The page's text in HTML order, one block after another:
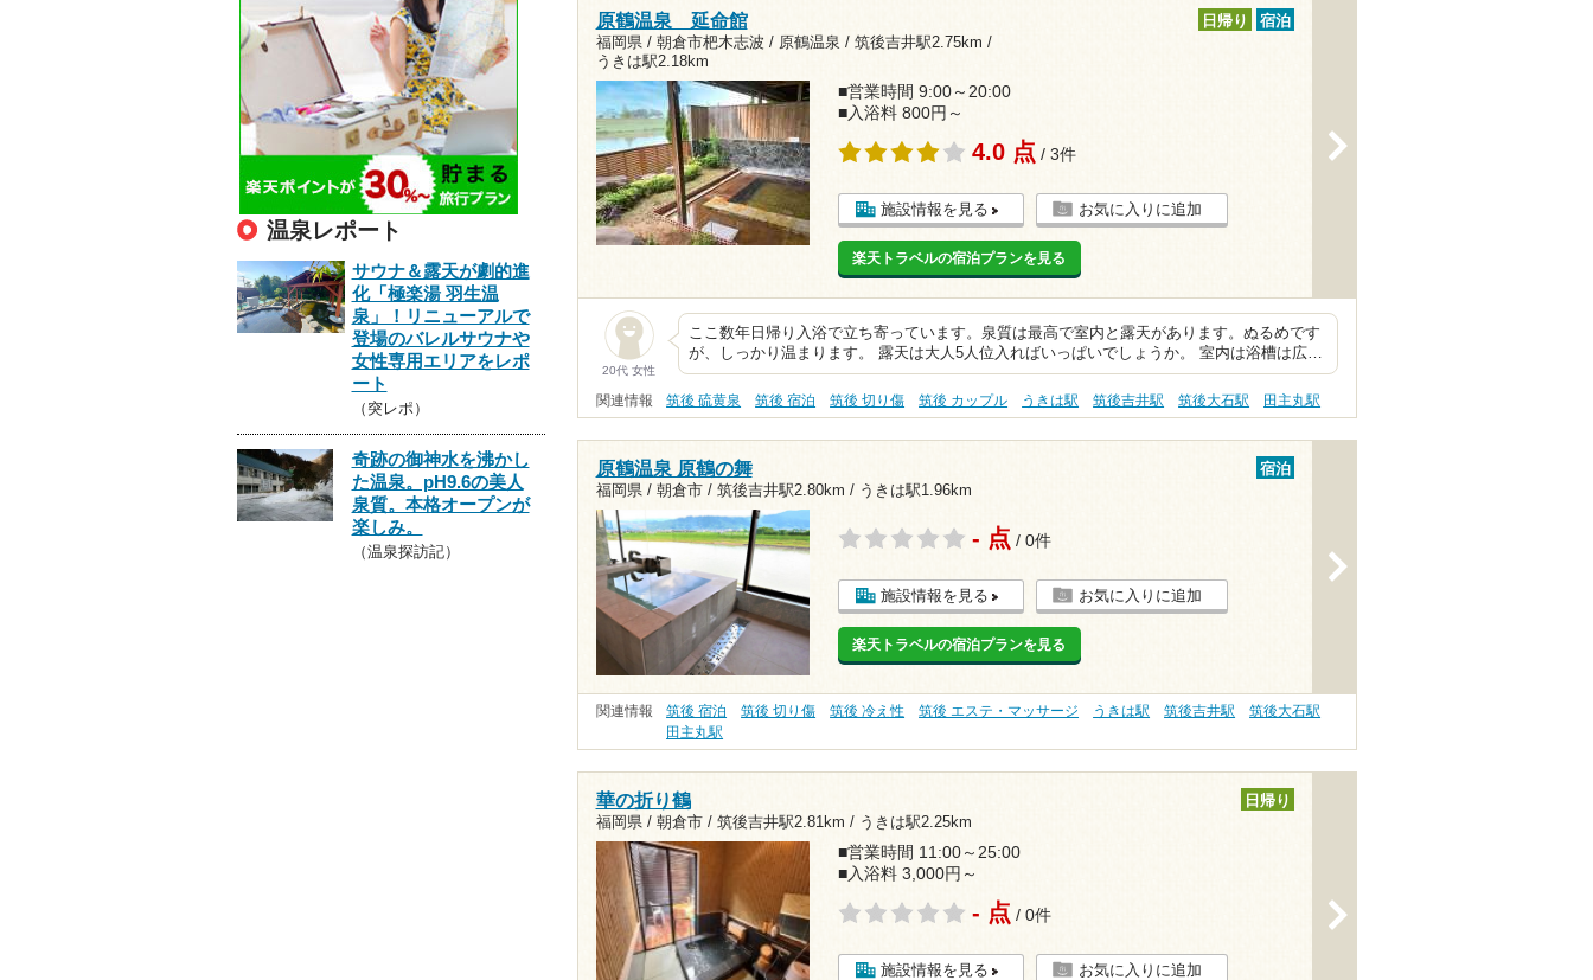
原鶴温泉 延命館
福岡県 / 朝倉市杷木志波 / 原鶴温泉 / 筑後吉井駅2.75km /
うきは駅2.18km
日帰り 宿泊
■営業時間 9:00～20:00
■入浴料 800円～
4.0 点 / 3件
施設情報を見る お気に入りに追加
楽天トラベルの宿泊プランを見る
20代 女性
ここ数年日帰り入浴で立ち寄っています。泉質は最高で室内と露天があります。ぬるめです
が、しっかり温まります。 露天は大人5人位入ればいっぱいでしょうか。 室内は浴槽は広…
関連情報 筑後 硫黄泉 筑後 宿泊 筑後 切り傷 筑後 カップル うきは駅 筑後吉井駅 筑後大石駅 田主丸駅
原鶴温泉 原鶴の舞
福岡県 / 朝倉市 / 筑後吉井駅2.80km / うきは駅1.96km
宿泊
- 点 / 0件
施設情報を見る お気に入りに追加
楽天トラベルの宿泊プランを見る
関連情報 筑後 宿泊 筑後 切り傷 筑後 冷え性 筑後 エステ・マッサージ うきは駅 筑後吉井駅
筑後大石駅
田主丸駅
華の折り鶴
福岡県 / 朝倉市 / 筑後吉井駅2.81km / うきは駅2.25km
日帰り
■営業時間 11:00～25:00
■入浴料 3,000円～
- 点 / 0件
施設情報を見る お気に入りに追加
温泉レポート
サウナ＆露天が劇的進
化「極楽湯 羽生温
泉」！リニューアルで
登場のバレルサウナや
女性専用エリアをレポ
ート
（突レポ）
奇跡の御神水を沸かし
た温泉。pH9.6の美人
泉質。本格オープンが
楽しみ。
（温泉探訪記）